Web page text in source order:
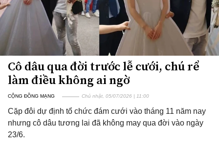
Cô dâu qua đời trước lễ cưới, chú rể
làm điều không ai ngờ
CỘNG ĐỒNG MẠNG Chủ nhật, 05/07/2026 | 11:00
Cặp đôi dự định tổ chức đám cưới vào tháng 11 năm nay
nhưng cô dâu tương lai đã không may qua đời vào ngày
23/6.